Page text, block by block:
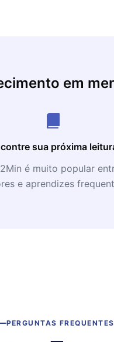
em
não
da
que
em
sua próxima
é muito popular
e aprendizes
PERGUNTAS FREQUENTES